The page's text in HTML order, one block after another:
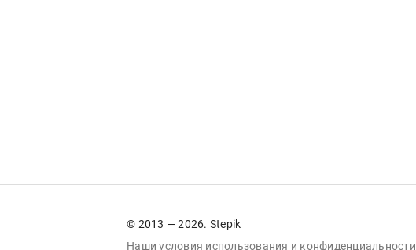
© 2013 — 2026. Stepik
Наши условия использования и конфиденциальности